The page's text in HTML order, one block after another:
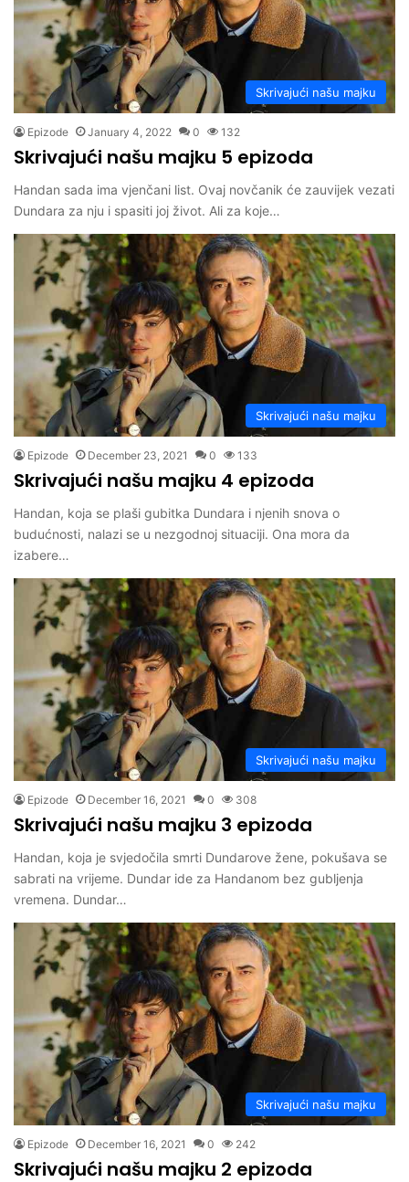
Skrivajući našu majku
Epizode January 4, 2022 0 132
Skrivajući našu majku 5 epizoda
Handan sada ima vjenčani list. Ovaj novčanik će zauvijek vezati
Dundara za nju i spasiti joj život. Ali za koje…
Skrivajući našu majku
Epizode December 23, 2021 0 133
Skrivajući našu majku 4 epizoda
Handan, koja se plaši gubitka Dundara i njenih snova o
budućnosti, nalazi se u nezgodnoj situaciji. Ona mora da
izabere…
Skrivajući našu majku
Epizode December 16, 2021 0 308
Skrivajući našu majku 3 epizoda
Handan, koja je svjedočila smrti Dundarove žene, pokušava se
sabrati na vrijeme. Dundar ide za Handanom bez gubljenja
vremena. Dundar…
Skrivajući našu majku
Epizode December 16, 2021 0 242
Skrivajući našu majku 2 epizoda